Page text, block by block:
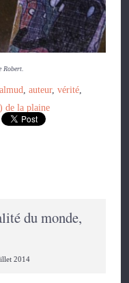
Robert.
,auteur,vérité
de la plaine
du monde,
2014